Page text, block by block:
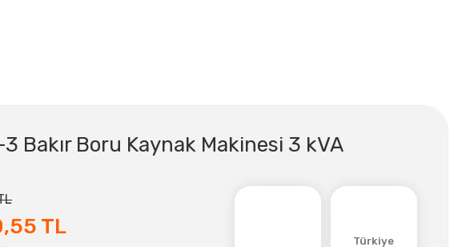
Bakır Boru Kaynak Makinesi 3 kVA
TL
Türkiye